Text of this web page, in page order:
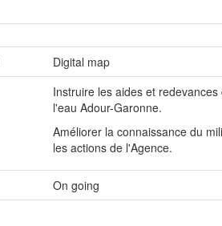
Digital map
Instruire les aides et
l'eau Adour-Garonne.
Améliorer la connaissance du
les actions de l'Agence.
On going